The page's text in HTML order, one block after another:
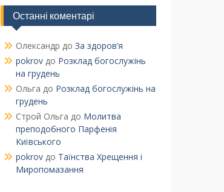
Останні коментарі
Олександр до За здоров’я
pokrovдо Розклад богослужінь
на грудень
Ольга до Розклад богослужінь на
грудень
Строй Ольга до Молитва
преподобного Парфенія
Київського
pokrovдо Таїнства Хрещення і
Миропомазання